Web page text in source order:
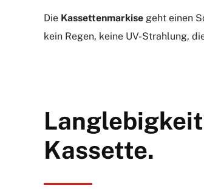
Die Kassettenmarkise geht einen
kein Regen, keine UV-Strahlung,
Kassette.